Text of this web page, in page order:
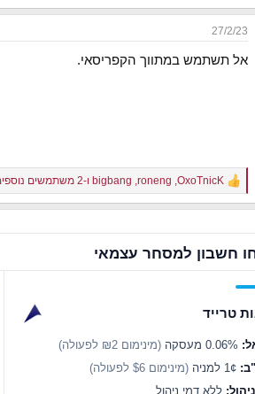
27/2/23
אל תשתמש במתווך הקפריסאי.
R
e
o
n
:
OxoTnicK
roneng
bigbang ו-2 משתמשים נוספים
חשבון למסחר עצמאי
טרייד
(מינימום ₪2 לפעולה)
(מינימום $6 לפעולה)
ללא דמי ניהול